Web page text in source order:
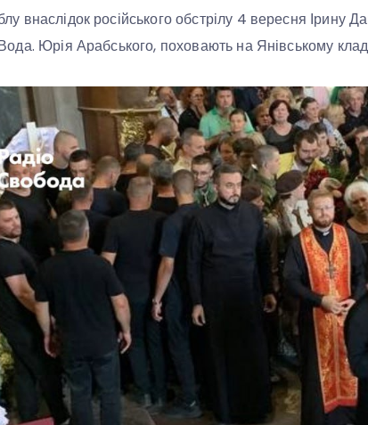
внаслідок російського обстрілу 4 вересня Ірину
Юрія Арабського, поховають на Янівському